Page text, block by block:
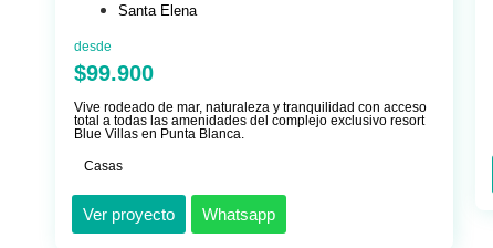
Santa Elena
desde
$99.900
Vive rodeado de mar, naturaleza y tranquilidad con acceso
total a todas las amenidades del complejo exclusivo resort
Blue Villas en Punta Blanca.
Casas
Ver proyecto Whatsapp